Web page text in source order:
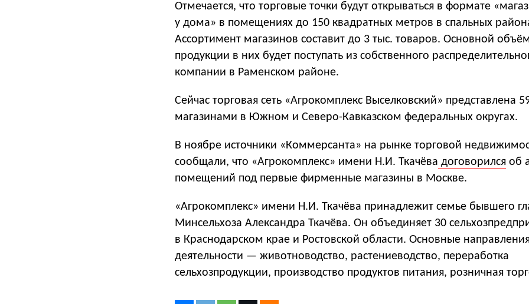
Отмечается, что торговые точки будут открываться в формате
у дома» в помещениях до 150 квадратных метров в спальных
Ассортимент магазинов составит до 3 тыс. товаров. Основной
продукции в них будет поступать из собственного
компании в Раменском районе.
Сейчас торговая сеть «Агрокомплекс Выселковский» представлена
магазинами в Южном и Северо-Кавказском федеральных округах.
В ноябре источники «Коммерсанта» на рынке торговой
сообщали, что «Агрокомплекс» имени Н.И. Ткачёва договорился об
помещений под первые фирменные магазины в Москве.
«Агрокомплекс» имени Н.И. Ткачёва принадлежит семье бывшего
Минсельхоза Александра Ткачёва. Он объединяет 30
в Краснодарском крае и Ростовской области. Основные
деятельности — животноводство, растениеводство, переработка
сельхозпродукции, производство продуктов питания, розничная